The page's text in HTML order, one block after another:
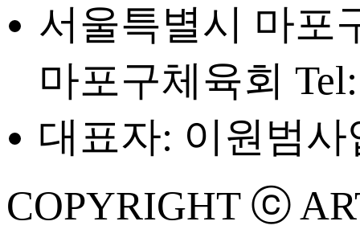
서울특별시 마포
마포구체육회
대표자: 이원범사
COPYRIGHT ⓒ